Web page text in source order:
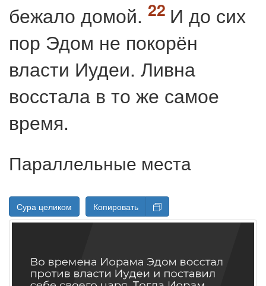
бежало домой.
И до сих
пор Эдом не покорён
власти Иудеи. Ливна
восстала в то же самое
время.
Параллельные места
Сура целиком Копировать